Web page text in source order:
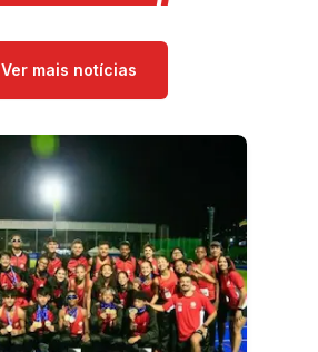
Ver mais notícias